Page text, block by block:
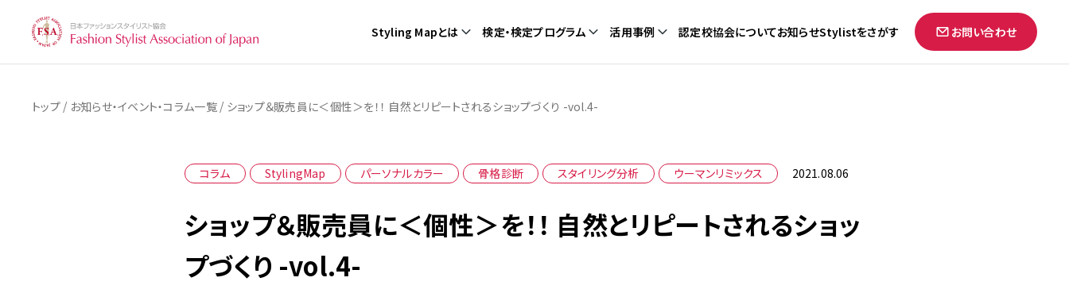
Styling Mapとは 検定・検定プログラム 活用事例 認定校協会についてお知らせStylistをさがす お問い合わせ
トップ/ お知らせ・イベント・コラム一覧/ ショップ＆販売員に＜個性＞を！！ 自然とリピートされるショップづくり -vol.4-
コラム StylingMap パーソナルカラー 骨格診断 スタイリング分析 ウーマンリミックス 2021.08.06
ショップ＆販売員に＜個性＞を！！ 自然とリピートされるショッ
プづくり -vol.4-